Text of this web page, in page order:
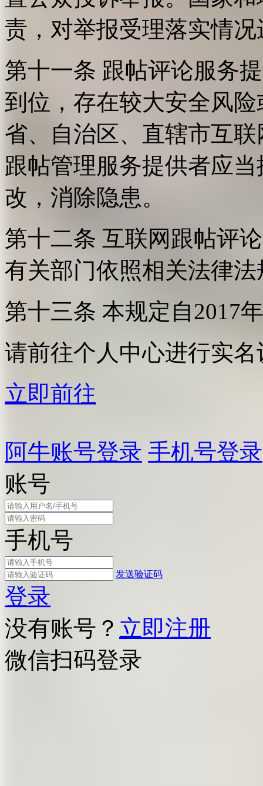
责，对举报受理落实情
第十一条 跟帖评论服务
到位，存在较大安全风
省、自治区、直辖市互
跟帖管理服务提供者应
改，消除隐患。
第十二条 互联网跟帖评
有关部门依照相关法律
第十三条 本规定自2017
请前往个人中心进行实名
立即前往
阿牛账号登录 手机号登录
账号
手机号
发送验证码
登录
没有账号？ 立即注册
微信扫码登录